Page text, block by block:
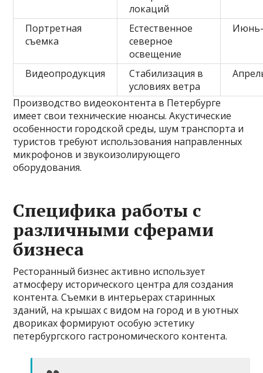
локаций
Портретная
съемка
Естественное
северное
освещение
Июнь-
Видеопродукция
Стабилизация в
условиях ветра
Производство видеоконтента в Петербурге
имеет свои технические нюансы. Акустические
особенности городской среды, шум транспорта и
туристов требуют использования направленных
микрофонов и звукоизолирующего
оборудования.
Специфика работы с
различными сферами
бизнеса
Ресторанный бизнес активно использует
атмосферу исторического центра для создания
контента. Съемки в интерьерах старинных
зданий, на крышах с видом на город и в уютных
двориках формируют особую эстетику
петербургского гастрономического контента.